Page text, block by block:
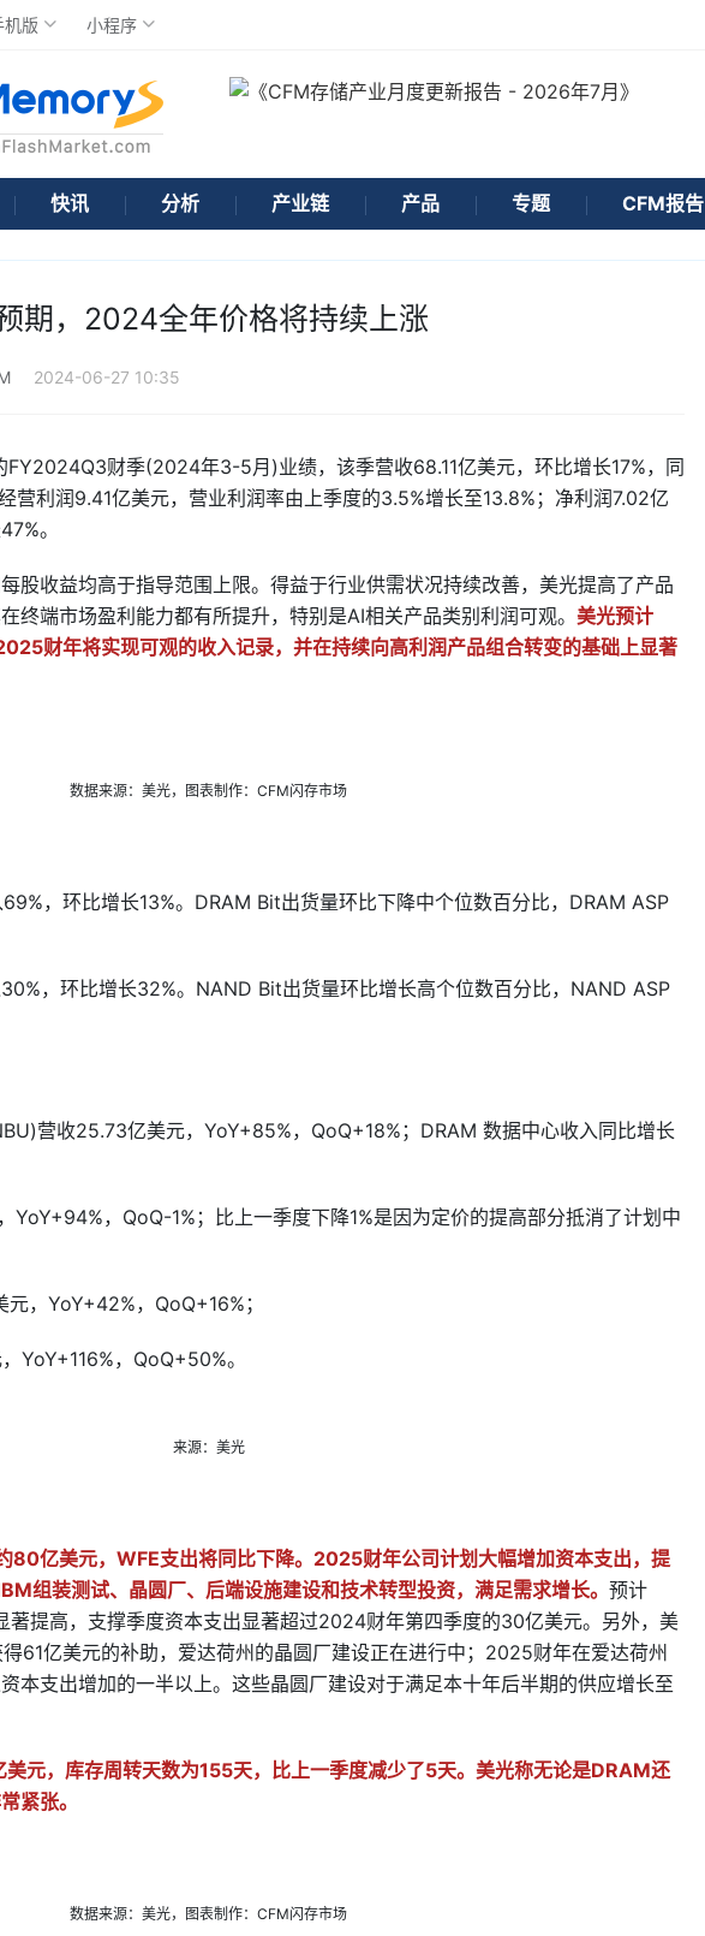
机版 小程序
快讯 分析 产业链 产品 专题 CFM报告
期，2024全年价格将持续上涨
2024-06-27 10:35
财季(2024年3-5月)业绩，该季营收68.11亿美元，环比增长17%，同
营利润9.41亿美元，营业利润率由上季度的3.5%增长至13.8%；净利润7.02亿
。
股收益均高于指导范围上限。得益于行业供需状况持续改善，美光提高了产品
终端市场盈利能力都有所提升，特别是AI相关产品类别利润可观。 美光预计
财年将实现可观的收入记录，并在持续向高利润产品组合转变的基础上显著
数据来源：美光，图表制作：CFM闪存市场
，环比增长13%。DRAM Bit出货量环比下降中个位数百分比，DRAM ASP
，环比增长32%。NAND Bit出货量环比增长高个位数百分比，NAND ASP
营收25.73亿美元，YoY+85%，QoQ+18%；DRAM 数据中心收入同比增长
，QoQ-1%；比上一季度下降1%是因为定价的提高部分抵消了计划中
，YoY+42%，QoQ+16%；
YoY+116%，QoQ+50%。
来源：美光
80亿美元，WFE支出将同比下降。2025财年公司计划大幅增加资本支出，提
组装测试、晶圆厂、后端设施建设和技术转型投资，满足需求增长。 预计
提高，支撑季度资本支出显著超过2024财年第四季度的30亿美元。另外，美
61亿美元的补助，爱达荷州的晶圆厂建设正在进行中；2025财年在爱达荷州
本支出增加的一半以上。这些晶圆厂建设对于满足本十年后半期的供应增长至
元，库存周转天数为155天，比上一季度减少了5天。美光称无论是DRAM还
紧张。
数据来源：美光，图表制作：CFM闪存市场